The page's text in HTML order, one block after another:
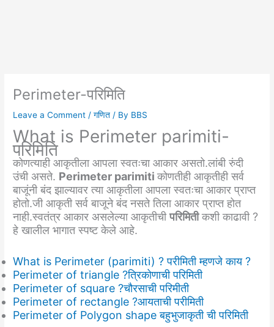
Perimeter-परिमिति
Leave a Comment /गणित / By BBS
What is Perimeter parimiti-
परिमिति
कोणत्याही आकृतीला आपला स्वतःचा आकार असतो.लांबी रुंदी
उंची असते. Perimeter parimitiकोणतीही आकृतीही सर्व
बाजूंनी बंद झाल्यावर त्या आकृतीला आपला स्वतःचा आकार प्राप्त
होतो.जी आकृती सर्व बाजूने बंद नसते तिला आकार प्राप्त होत
नाही.स्वतंत्र आकार असलेल्या आकृतीचीपरिमितीकशी काढावी ?
हे खालील भागात स्पष्ट केले आहे.
What is Perimeter (parimiti) ? परीमिती म्हणजे काय ?
Perimeter of triangle ?त्रिकोणाची परिमिती
Perimeter of square ?चौरसाची परिमीती
Perimeter of rectangle ?आयताची परीमिती
Perimeter of Polygon shape बहुभुजाकृती ची परिमिती